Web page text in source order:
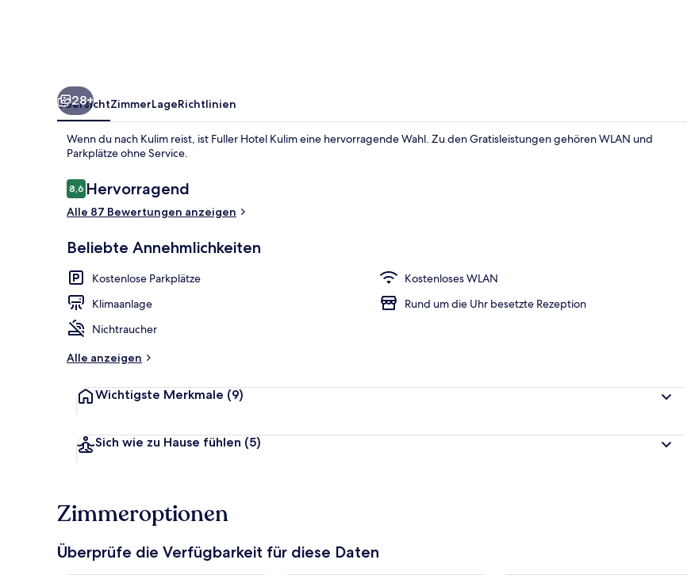
28+
ÜbersichtZimmerLageRichtlinien
Wenn du nach Kulim reist, ist Fuller Hotel Kulim eine hervorragende Wahl. Zu den Gratisleistungen gehören WLAN und
Parkplätze ohne Service.
Bewertungen
8,68,6 von 10.
Hervorragend
Alle 87 Bewertungen anzeigen
Beliebte Annehmlichkeiten
Kostenlose Parkplätze
Kostenloses WLAN
Klimaanlage
Rund um die Uhr besetzte Rezeption
Nichtraucher
Alle anzeigen
Wichtigste Merkmale (9)
Sich wie zu Hause fühlen (5)
Zimmeroptionen
Überprüfe die Verfügbarkeit für diese Daten